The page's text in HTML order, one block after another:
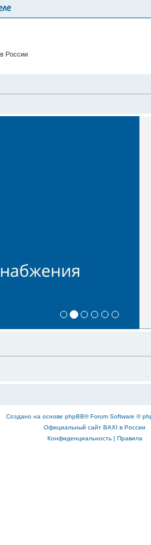
России
Создано на основе phpBB® Forum Software ©
Официальный сайт BAXI в России
Конфиденциальность| Правила